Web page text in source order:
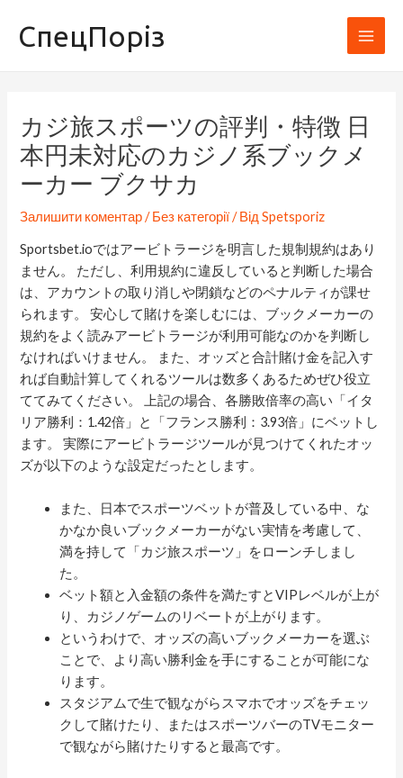
СпецПоріз
Main
カジ旅スポーツの評判・特徴 日
本円未対応のカジノ系ブックメ
ーカー ブクサカ
Залишити коментар /Без категорії/ ВідSpetsporiz
Sportsbet.ioではアービトラージを明言した規制規約はあり
ません。 ただし、利用規約に違反していると判断した場合
は、アカウントの取り消しや閉鎖などのペナルティが課せ
られます。 安心して賭けを楽しむには、ブックメーカーの
規約をよく読みアービトラージが利用可能なのかを判断し
なければいけません。 また、オッズと合計賭け金を記入す
れば自動計算してくれるツールは数多くあるためぜひ役立
ててみてください。 上記の場合、各勝敗倍率の高い「イタ
リア勝利：1.42倍」と「フランス勝利：3.93倍」にベットし
ます。 実際にアービトラージツールが見つけてくれたオッ
ズが以下のような設定だったとします。
また、日本でスポーツベットが普及している中、な
かなか良いブックメーカーがない実情を考慮して、
満を持して「カジ旅スポーツ」をローンチしまし
た。
ベット額と入金額の条件を満たすとVIPレベルが上が
り、カジノゲームのリベートが上がります。
というわけで、オッズの高いブックメーカーを選ぶ
ことで、より高い勝利金を手にすることが可能にな
ります。
スタジアムで生で観ながらスマホでオッズをチェッ
クして賭けたり、またはスポーツバーのTVモニター
で観ながら賭けたりすると最高です。
по